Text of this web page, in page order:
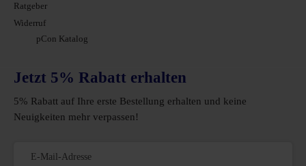
Ratgeber
Widerruf
pCon Katalog
Jetzt 5% Rabatt erhalten
5% Rabatt auf Ihre erste Bestellung erhalten und keine
Neuigkeiten mehr verpassen!